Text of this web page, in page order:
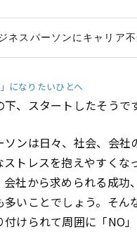
になりたいひとへ
下、スタートしたそうで
ンは日々、社会、会
トレスを抱えやすく
会社から求められる成
いことでしょう。そん
けられて周囲に「NO